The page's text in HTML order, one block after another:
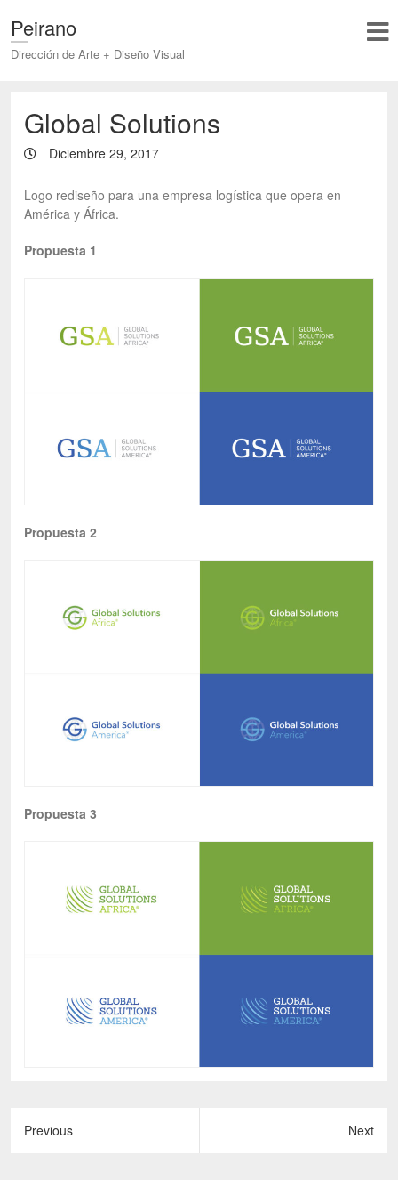
Peirano
Dirección de Arte + Diseño Visual
Global Solutions
Diciembre 29, 2017
Logo rediseño para una empresa logística que opera en
América y África.
Propuesta 1
Propuesta 2
Propuesta 3